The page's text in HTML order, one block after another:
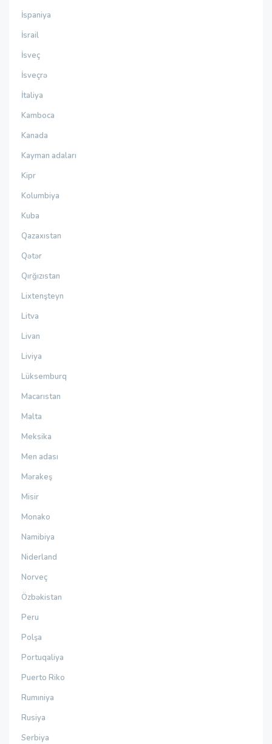
İspaniya
İsrail
İsveç
İsveçrə
İtaliya
Kamboca
Kanada
Kayman adaları
Kipr
Kolumbiya
Kuba
Qazaxıstan
Qətər
Qırğızıstan
Lixtenşteyn
Litva
Livan
Liviya
Lüksemburq
Macarıstan
Malta
Meksika
Men adası
Mərakeş
Misir
Monako
Namibiya
Niderland
Norveç
Özbəkistan
Peru
Polşa
Portuqaliya
Puerto Riko
Rumıniya
Rusiya
Serbiya